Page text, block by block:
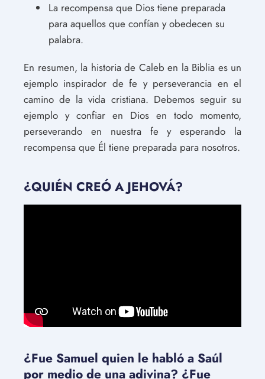
La recompensa que Dios tiene preparada
para aquellos que confían y obedecen su
palabra.
En resumen, la historia de Caleb en la Biblia es un
ejemplo inspirador de fe y perseverancia en el
camino de la vida cristiana. Debemos seguir su
ejemplo y confiar en Dios en todo momento,
perseverando en nuestra fe y esperando la
recompensa que Él tiene preparada para nosotros.
¿QUIÉN CREÓ A JEHOVÁ?
¿Fue Samuel quien le habló a Saúl
por medio de una adivina? ¿Fue